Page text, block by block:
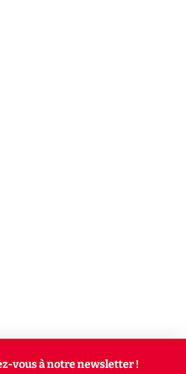
vous à notre newsletter !